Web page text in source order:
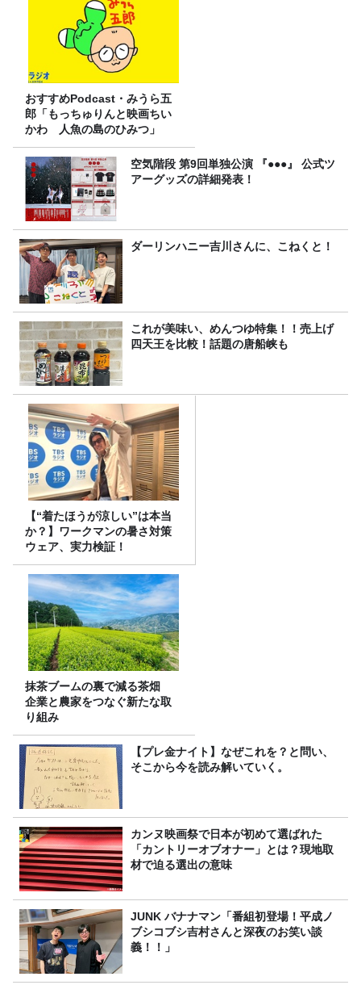
おすすめPodcast・みうら五
郎「もっちゅりんと映画ちい
かわ 人魚の島のひみつ」
空気階段 第9回単独公演 『●●●』 公式ツ
アーグッズの詳細発表！
ダーリンハニー吉川さんに、こねくと！
これが美味い、めんつゆ特集！！売上げ
四天王を比較！話題の唐船峡も
【“着たほうが涼しい”は本当
か？】ワークマンの暑さ対策
ウェア、実力検証！
抹茶ブームの裏で減る茶畑
企業と農家をつなぐ新たな取
り組み
【プレ金ナイト】なぜこれを？と問い、
そこから今を読み解いていく。
カンヌ映画祭で日本が初めて選ばれた
「カントリーオブオナー」とは？現地取
材で迫る選出の意味
JUNK バナナマン「番組初登場！平成ノ
ブシコブシ吉村さんと深夜のお笑い談
義！！」